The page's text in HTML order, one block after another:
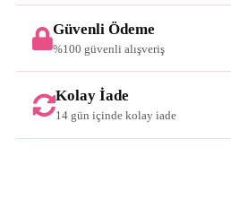
Güvenli Ödeme
%100 güvenli alışveriş
Kolay İade
14 gün içinde kolay iade